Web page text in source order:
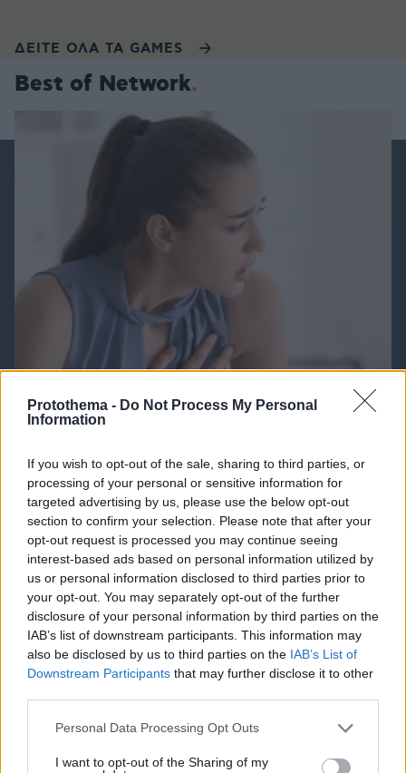
Protothema - Do Not Process My Personal
Information
If you wish to opt-out of the sale, sharing to third parties, or
processing of your personal or sensitive information for
targeted advertising by us, please use the below opt-out
section to confirm your selection. Please note that after your
opt-out request is processed you may continue seeing
interest-based ads based on personal information utilized by
us or personal information disclosed to third parties prior to
your opt-out. You may separately opt-out of the further
disclosure of your personal information by third parties on the
IAB’s list of downstream participants. This information may
also be disclosed by us to third parties on the IAB’s List of
Downstream Participants that may further disclose it to other
Please note that this website/app uses one or more Google
not limited to your visit or usage behaviour. You may click to
Personal Data Processing Opt Outs
I want to opt-out of the Sharing of my
ΔΕΙΤΕ ΟΛΑ ΤΑ GAMES
Best of Network
Ανεύρυσμα: Απλό τεστ του αντίχειρα προμηνύει
τον αυξημένο κίνδυνο – Γίνεται σε 1 λεπτό
08.08.2026, 16:24